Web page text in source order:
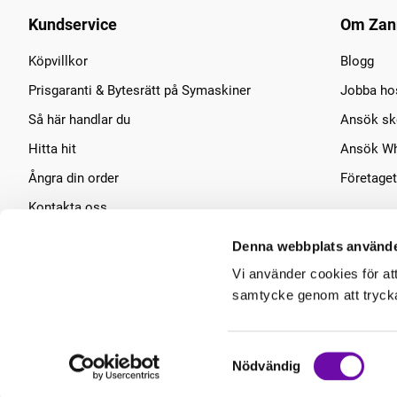
Denna webbplats
Vi använder cookies för
samtycke genom att
Samtyckesval
Nödvändig
Kundservice
Köpvillkor
Prisgaranti & Bytesrätt på Symaskiner
Så här handlar du
Hitta hit
Ångra din order
Kontakta oss
Om
Blogg
Jobba
Ansök
Ansök